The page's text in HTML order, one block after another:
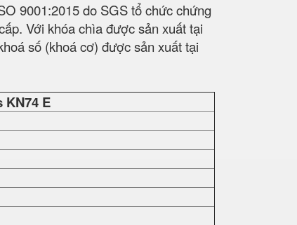
9001:2015 do SGS tổ chức chứng
Với khóa chìa được sản xuất tại
số (khoá cơ) được sản xuất tại
KN74 E